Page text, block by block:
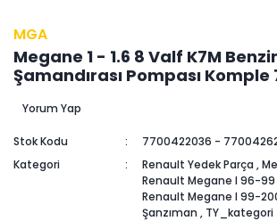
MGA
Megane 1 - 1.6 8 Valf K7M
Şamandırası Pompası
Yorum Yap
Stok Kodu
7700422036 -
Kategori
Renault Yedek Parça ,
Renault Megane I 96-99
Renault Megane I 99-
Şanzıman , TY_kategori